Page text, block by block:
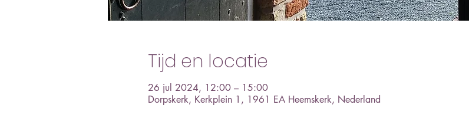
Tijd en locatie
26 jul 2024, 12:00 – 15:00
Dorpskerk, Kerkplein 1, 1961 EA Heemskerk, Nederland